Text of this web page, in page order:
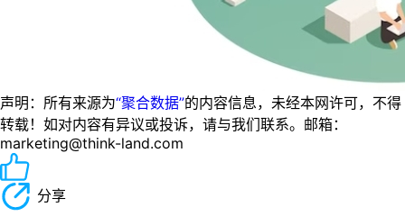
声明：所有来源为“聚合数据”的内容信息，未经本网许可，不得
转载！如对内容有异议或投诉，请与我们联系。邮箱：
marketing@think-land.com
分享